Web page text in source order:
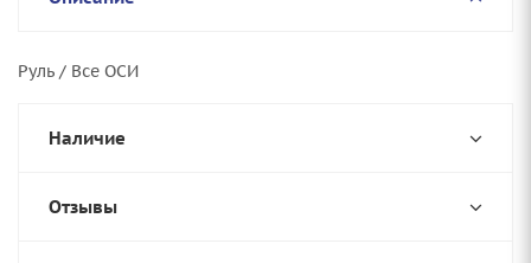
Руль / Все ОСИ
Наличие
Отзывы